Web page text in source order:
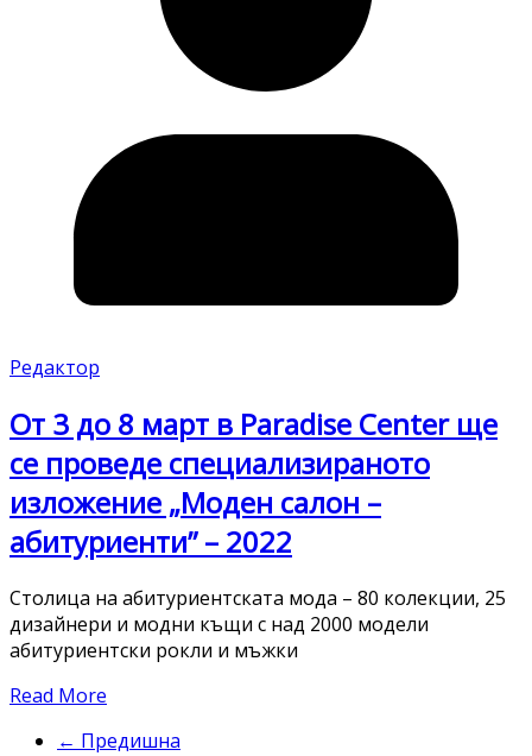
Редактор
От 3 до 8 март в Paradise Center ще
се проведе специализираното
изложение „Моден салон –
абитуриенти” – 2022
Столица на абитуриентската мода – 80 колекции, 25
дизайнери и модни къщи с над 2000 модели
абитуриентски рокли и мъжки
Read More
← Предишна